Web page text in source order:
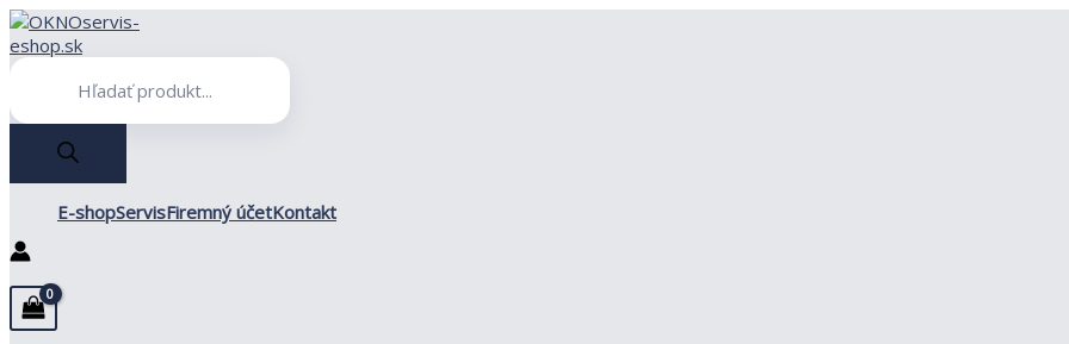
Preskočiť
na
obsah
Products
E-shopServisFiremný účetKontakt